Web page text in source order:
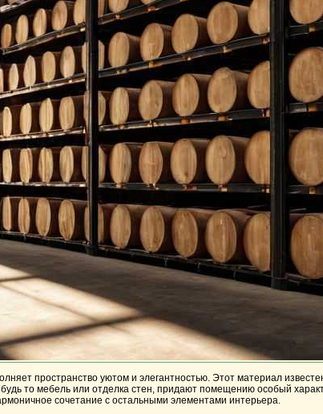
пространство уютом и элегантностью. Этот материал
то мебель или отделка стен, придают помещению особый
сочетание с остальными элементами интерьера.